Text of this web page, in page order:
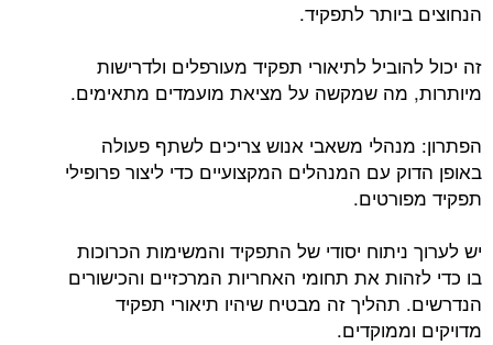
הנחוצים ביותר לתפקיד.
זה יכול להוביל לתיאורי תפקיד מעורפלים ולדרישות
מיותרות, מה שמקשה על מציאת מועמדים מתאימים.
הפתרון: מנהלי משאבי אנוש צריכים לשתף פעולה
באופן הדוק עם המנהלים המקצועיים כדי ליצור פרופילי
תפקיד מפורטים.
יש לערוך ניתוח יסודי של התפקיד והמשימות הכרוכות
בו כדי לזהות את תחומי האחריות המרכזיים והכישורים
הנדרשים. תהליך זה מבטיח שיהיו תיאורי תפקיד
מדויקים וממוקדים.